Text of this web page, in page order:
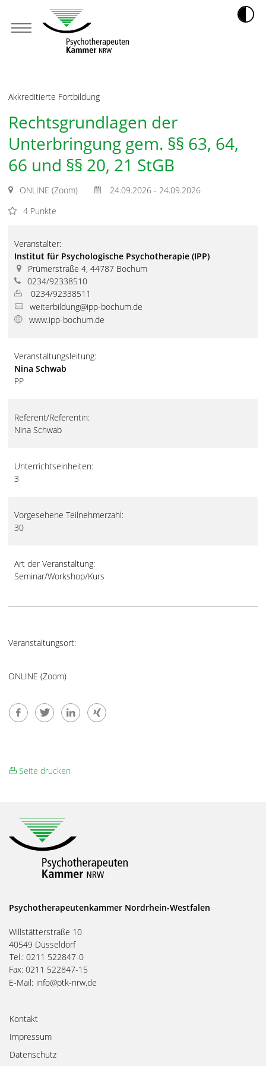
Akkreditierte Fortbildung
Rechtsgrundlagen der
Unterbringung gem. §§ 63, 64,
66 und §§ 20, 21 StGB
ONLINE (Zoom)
24.09.2026 - 24.09.2026
4 Punkte
Veranstalter:
Institut für Psychologische Psychotherapie (IPP)
Prümerstraße 4, 44787 Bochum
0234/92338510
0234/92338511
weiterbildung@ipp-bochum.de
www.ipp-bochum.de
Veranstaltungsleitung:
Nina Schwab
PP
Referent/Referentin:
Nina Schwab
Unterrichtseinheiten:
3
Vorgesehene Teilnehmerzahl:
30
Art der Veranstaltung:
Seminar/Workshop/Kurs
Veranstaltungsort:
ONLINE (Zoom)
Seite drucken
Psychotherapeutenkammer Nordrhein-Westfalen
Willstätterstraße 10
40549 Düsseldorf
Tel.: 0211 522847-0
Fax: 0211 522847-15
E-Mail: info@ptk-nrw.de
Kontakt
Impressum
Datenschutz